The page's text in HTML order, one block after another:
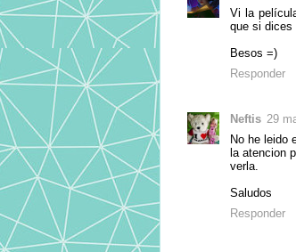
Vi la
que si dices
Besos =)
Responder
Neftis 29
No he leido
la atencion
verla.
Saludos
Responder